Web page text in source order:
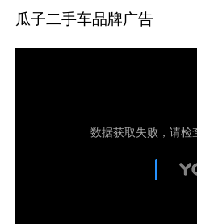
瓜子二手车品牌广告